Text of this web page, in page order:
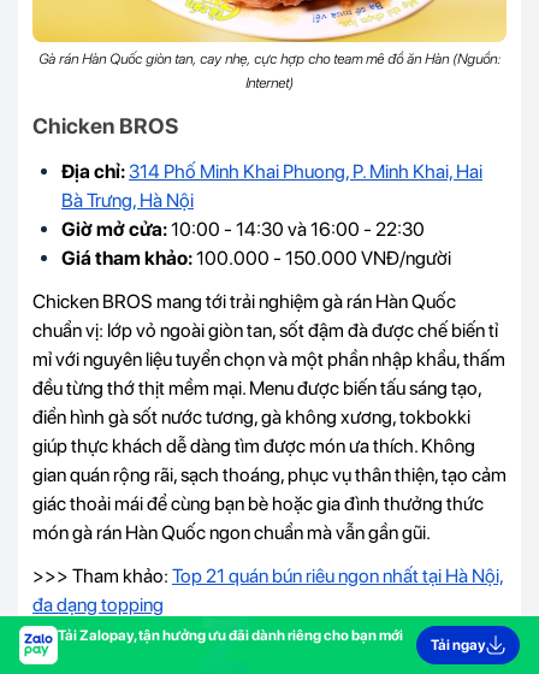
Tải Zalopay, tận hưởng ưu đãi dành riêng cho bạn mới
Tải ngay
Gà rán Hàn Quốc giòn tan, cay nhẹ, cực hợp cho team mê đồ ăn Hàn (Nguồn:
Internet)
Chicken BROS
Địa chỉ:314 Phố Minh Khai Phuong, P. Minh Khai, Hai
Bà Trưng, Hà Nội
Giờ mở cửa:10:00 - 14:30 và 16:00 - 22:30
Giá tham khảo:100.000 - 150.000 VNĐ/người
Chicken BROS mang tới trải nghiệm gà rán Hàn Quốc
chuẩn vị: lớp vỏ ngoài giòn tan, sốt đậm đà được chế biến tỉ
mỉ với nguyên liệu tuyển chọn và một phần nhập khẩu, thấm
đều từng thớ thịt mềm mại. Menu được biến tấu sáng tạo,
điển hình gà sốt nước tương, gà không xương, tokbokki
giúp thực khách dễ dàng tìm được món ưa thích. Không
gian quán rộng rãi, sạch thoáng, phục vụ thân thiện, tạo cảm
giác thoải mái để cùng bạn bè hoặc gia đình thưởng thức
món gà rán Hàn Quốc ngon chuẩn mà vẫn gần gũi.
>>> Tham khảo: Top 21 quán bún riêu ngon nhất tại Hà Nội,
đa dạng topping